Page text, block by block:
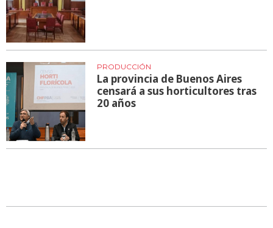
PRODUCCIÓN
La provincia de Buenos Aires
censará a sus horticultores tras
20 años